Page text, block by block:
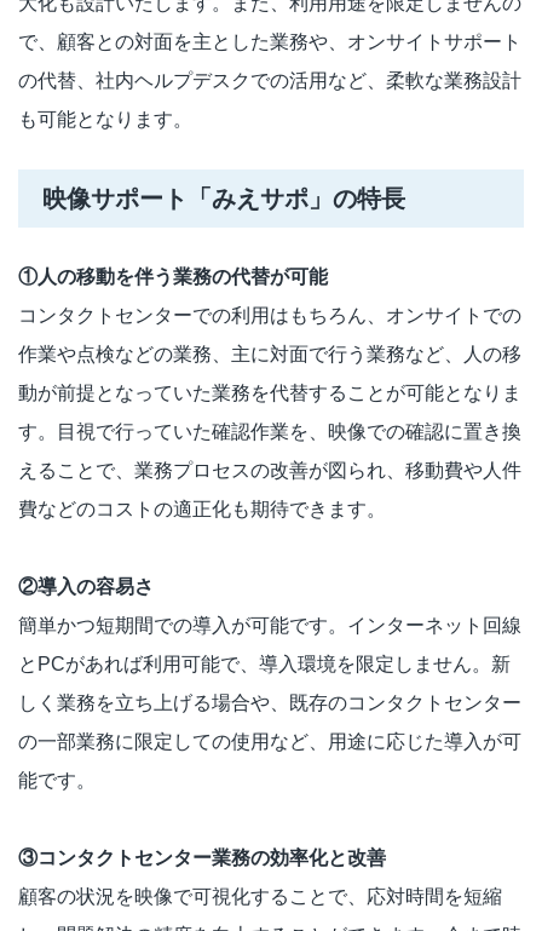
で、顧客との対面を主とした業務や、オンサイトサポート
の代替、社内ヘルプデスクでの活用など、柔軟な業務設計
も可能となります。
映像サポート「みえサポ」の特長
①人の移動を伴う業務の代替が可能
コンタクトセンターでの利用はもちろん、オンサイトでの
作業や点検などの業務、主に対面で行う業務など、人の移
動が前提となっていた業務を代替することが可能となりま
す。目視で行っていた確認作業を、映像での確認に置き換
えることで、業務プロセスの改善が図られ、移動費や人件
費などのコストの適正化も期待できます。
②導入の容易さ
簡単かつ短期間での導入が可能です。インターネット回線
とPCがあれば利用可能で、導入環境を限定しません。新
しく業務を立ち上げる場合や、既存のコンタクトセンター
の一部業務に限定しての使用など、用途に応じた導入が可
能です。
③コンタクトセンター業務の効率化と改善
顧客の状況を映像で可視化することで、応対時間を短縮